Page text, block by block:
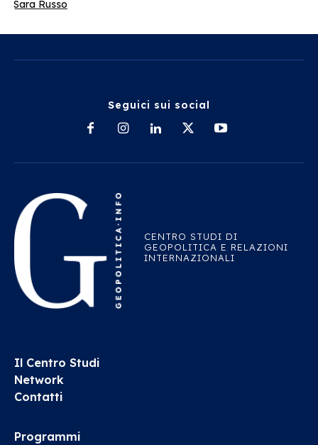
Sara Russo
Seguici sui social
CENTRO STUDI DI
GEOPOLITICA E RELAZIONI
INTERNAZIONALI
Il Centro Studi
Network
Contatti
Programmi